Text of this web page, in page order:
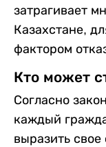
затрагивает
Казахстане,
фактором
Кто может
Согласно
каждый
выразить свое